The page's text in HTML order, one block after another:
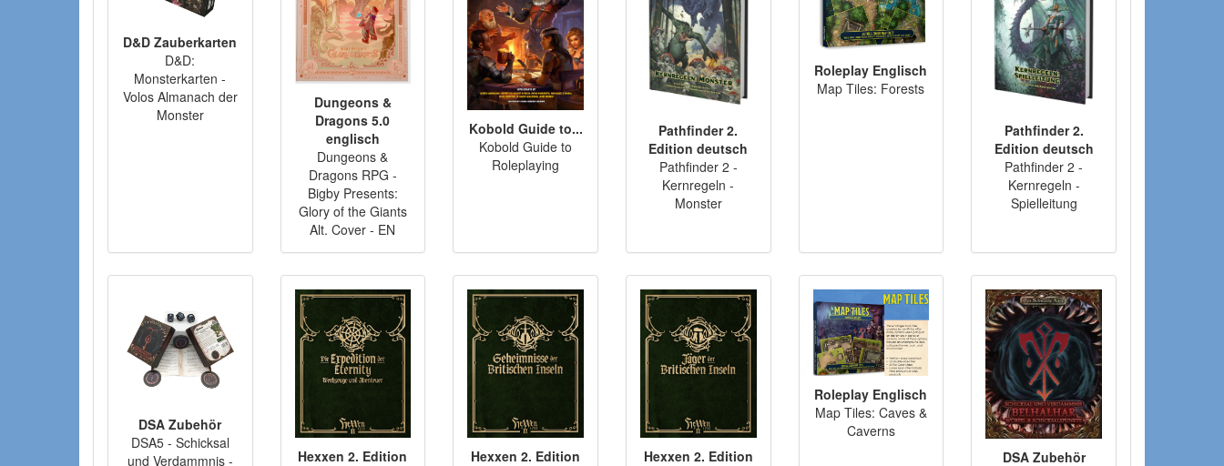
D&D Zauberkarten
D&D:
Monsterkarten -
Volos Almanach der
Monster
Dungeons &
Dragons 5.0
englisch
Dungeons &
Dragons RPG -
Bigby Presents:
Glory of the Giants
Alt. Cover - EN
Kobold Guide to...
Kobold Guide to
Roleplaying
Pathfinder 2.
Edition deutsch
Pathfinder 2 -
Kernregeln -
Monster
Roleplay Englisch
Map Tiles: Forests
Pathfinder 2.
Edition deutsch
Pathfinder 2 -
Kernregeln -
Spielleitung
DSA Zubehör
DSA5 - Schicksal
und Verdammnis -
Hexxen 2. Edition
Hexxen 2. Edition
Hexxen 2. Edition
Roleplay Englisch
Map Tiles: Caves &
Caverns
DSA Zubehör